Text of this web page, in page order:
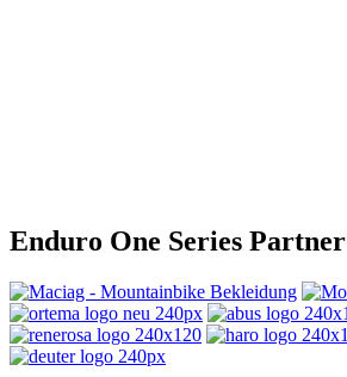
Enduro One Series Partner